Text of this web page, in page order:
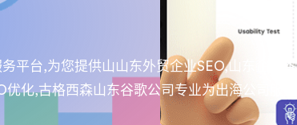
平台,为您提供山山东外贸企业SEO,山东企业谷
化,古格西森山东谷歌公司专业为出海公司服务,